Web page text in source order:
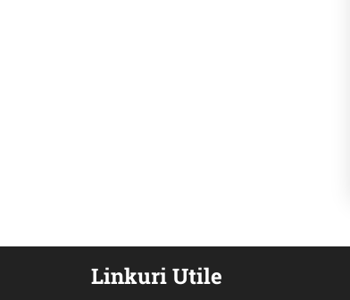
Linkuri Utile